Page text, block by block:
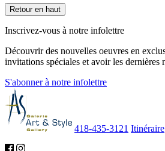
Retour en haut
Inscrivez-vous à notre infolettre
Découvrir des nouvelles oeuvres en
invitations spéciales et avoir les dernières
S'abonner à notre infolettre
418-435-3121 Itinéraire